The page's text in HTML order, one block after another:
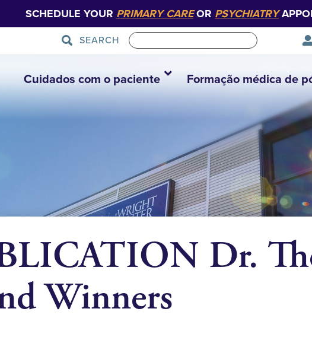
SCHEDULE YOUR PRIMARY CAREOR PSYCHIATRY
SEARCH
Cuidados com o paciente Formação médica de
Dr.
Winners